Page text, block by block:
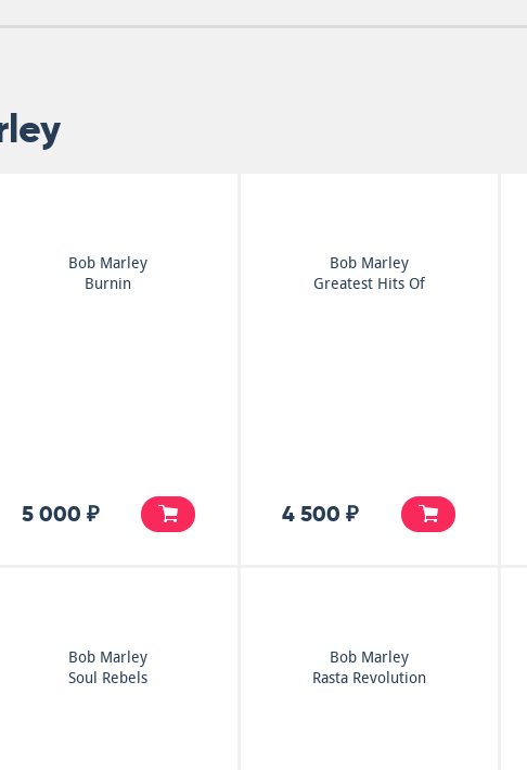
Bob Marley
Burnin
5 000 ₽
Bob Marley
Greatest Hits Of
4 500 ₽
Bob Marley
Soul Rebels
Bob Marley
Rasta Revolution